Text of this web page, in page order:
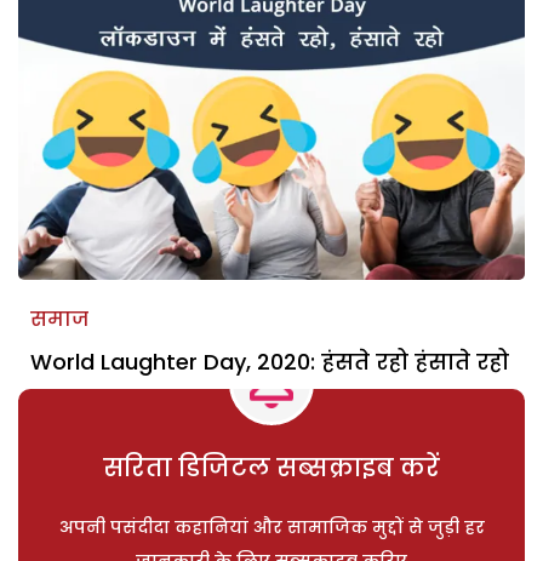
समाज
World Laughter Day, 2020: हंसते रहो हंसाते रहो
सरिता डिजिटल सब्सक्राइब करें
अपनी पसंदीदा कहानियां और सामाजिक मुद्दों से जुड़ी हर